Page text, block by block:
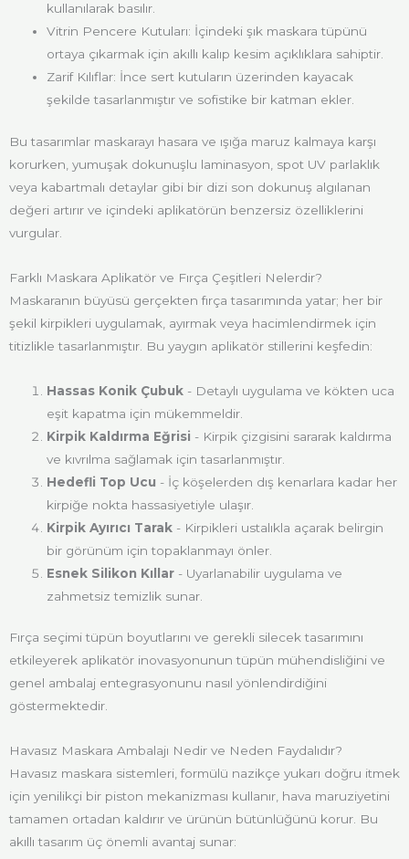
kullanılarak basılır.
Vitrin Pencere Kutuları: İçindeki şık maskara tüpünü
ortaya çıkarmak için akıllı kalıp kesim açıklıklara sahiptir.
Zarif Kılıflar: İnce sert kutuların üzerinden kayacak
şekilde tasarlanmıştır ve sofistike bir katman ekler.
Bu tasarımlar maskarayı hasara ve ışığa maruz kalmaya karşı
korurken, yumuşak dokunuşlu laminasyon, spot UV parlaklık
veya kabartmalı detaylar gibi bir dizi son dokunuş algılanan
değeri artırır ve içindeki aplikatörün benzersiz özelliklerini
vurgular.
Farklı Maskara Aplikatör ve Fırça Çeşitleri Nelerdir?
Maskaranın büyüsü gerçekten fırça tasarımında yatar; her bir
şekil kirpikleri uygulamak, ayırmak veya hacimlendirmek için
titizlikle tasarlanmıştır. Bu yaygın aplikatör stillerini keşfedin:
Hassas Konik Çubuk - Detaylı uygulama ve kökten uca
eşit kapatma için mükemmeldir.
Kirpik Kaldırma Eğrisi - Kirpik çizgisini sararak kaldırma
ve kıvrılma sağlamak için tasarlanmıştır.
Hedefli Top Ucu - İç köşelerden dış kenarlara kadar her
kirpiğe nokta hassasiyetiyle ulaşır.
Kirpik Ayırıcı Tarak - Kirpikleri ustalıkla açarak belirgin
bir görünüm için topaklanmayı önler.
Esnek Silikon Kıllar - Uyarlanabilir uygulama ve
zahmetsiz temizlik sunar.
Fırça seçimi tüpün boyutlarını ve gerekli silecek tasarımını
etkileyerek aplikatör inovasyonunun tüpün mühendisliğini ve
genel ambalaj entegrasyonunu nasıl yönlendirdiğini
göstermektedir.
Havasız Maskara Ambalajı Nedir ve Neden Faydalıdır?
Havasız maskara sistemleri, formülü nazikçe yukarı doğru itmek
için yenilikçi bir piston mekanizması kullanır, hava maruziyetini
tamamen ortadan kaldırır ve ürünün bütünlüğünü korur. Bu
akıllı tasarım üç önemli avantaj sunar: